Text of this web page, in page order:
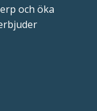
och öka